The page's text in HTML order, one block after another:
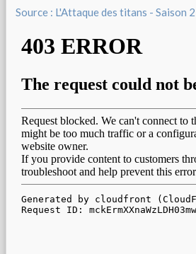
Source : L'Attaque des titans - Saison